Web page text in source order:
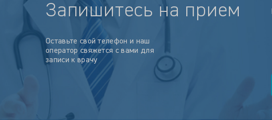
Запишитесь на прием
Оставьте свой телефон и наш
оператор свяжется с вами для
записи к врачу